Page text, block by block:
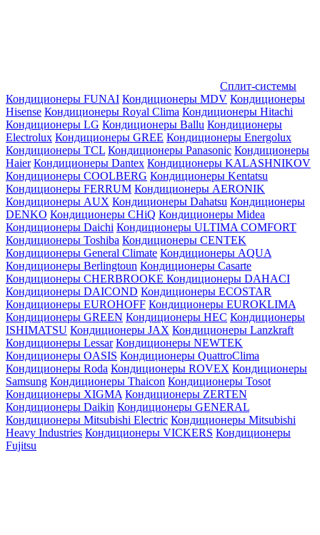
Сплит-системы
Кондиционеры FUNAI Кондиционеры MDV Кондиционеры
Hisense Кондиционеры Royal Clima Кондиционеры Hitachi
Кондиционеры LG Кондиционеры Ballu Кондиционеры
Electrolux Кондиционеры GREE Кондиционеры Energolux
Кондиционеры TCL Кондиционеры Panasonic Кондиционеры
Haier Кондиционеры Dantex Кондиционеры KALASHNIKOV
Кондиционеры СOOLBERG Кондиционеры Kentatsu
Кондиционеры FERRUM Кондиционеры AERONIK
Кондиционеры AUX Кондиционеры Dahatsu Кондиционеры
DENKO Кондиционеры CHiQ Кондиционеры Midea
Кондиционеры Daichi Кондиционеры ULTIMA COMFORT
Кондиционеры Toshiba Кондиционеры CENTEK
Кондиционеры General Climate Кондиционеры AQUA
Кондиционеры Berlingtoun Кондиционеры Casarte
Кондиционеры CHERBROOKE Кондиционеры DAHACI
Кондиционеры DAICOND Кондиционеры ECOSTAR
Кондиционеры EUROHOFF Кондиционеры EUROKLIMA
Кондиционеры GREEN Кондиционеры HEC Кондиционеры
ISHIMATSU Кондиционеры JAX Кондиционеры Lanzkraft
Кондиционеры Lessar Кондиционеры NEWTEK
Кондиционеры OASIS Кондиционеры QuattroClima
Кондиционеры Roda Кондиционеры ROVEX Кондиционеры
Samsung Кондиционеры Thaicon Кондиционеры Tosot
Кондиционеры XIGMA Кондиционеры ZERTEN
Кондиционеры Daikin Кондиционеры GENERAL
Кондиционеры Mitsubishi Electric Кондиционеры Mitsubishi
Heavy Industries Кондиционеры VICKERS Кондиционеры
Fujitsu